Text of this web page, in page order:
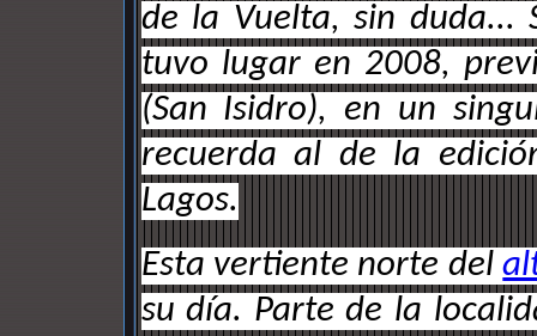
de la Vuelta, sin duda...
tuvo lugar en 2008,
(San Isidro), en un
recuerda al de la
Lagos.
Esta vertiente norte del
su día. Parte de la